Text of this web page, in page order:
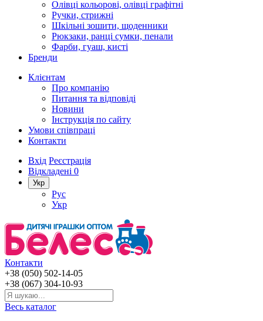
Олівці кольорові, олівці графітні
Ручки, стрижні
Шкільні зошити, щоденники
Рюкзаки, ранці сумки, пенали
Фарби, гуаш, кисті
Бренди
Клієнтам
Про компанію
Питання та відповіді
Новини
Інструкція по сайту
Умови співпраці
Контакти
Вхід Реєстрація
Відкладені 0
Укр
Рус
Укр
Контакти
+38 (050) 502-14-05
+38 (067) 304-10-93
Весь каталог